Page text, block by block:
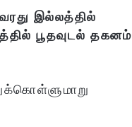
இல்லத்தில்
பூதவுடல் தகனம்